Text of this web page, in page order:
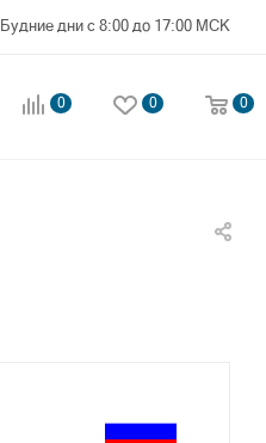
Будние дни с 8:00 до 17:00 МСК
0 0 0